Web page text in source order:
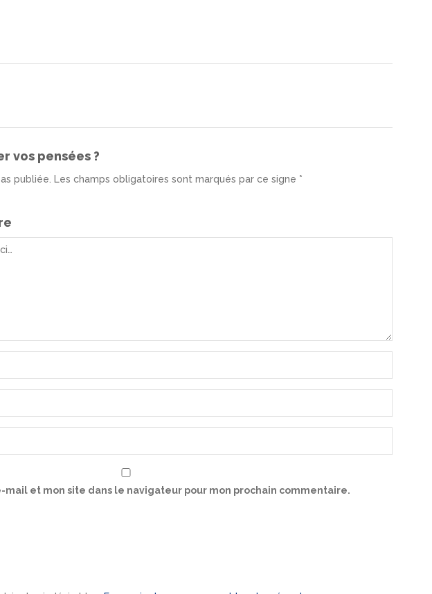
vos pensées ?
publiée. Les champs obligatoires sont marqués par ce signe *
mail et mon site dans le navigateur pour mon prochain commentaire.